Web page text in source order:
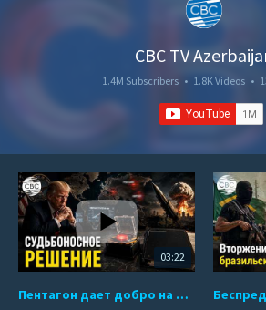
CBC TV
1.4M Subscribers • 1.8K Videos •
03:22
Пентагон дает добро на ядерный удар по противникам США